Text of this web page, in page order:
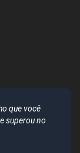
que você
superou no